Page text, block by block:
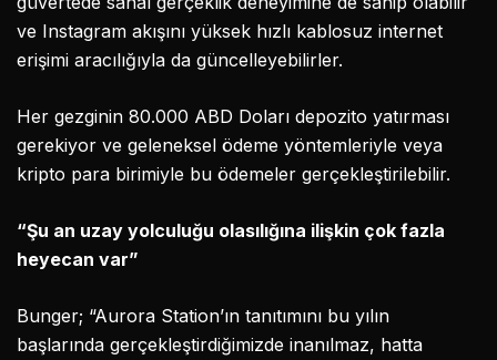
ve Instagram akışını yüksek hızlı kablosuz internet
erişimi aracılığıyla da güncelleyebilirler.
Her gezginin 80.000 ABD Doları depozito yatırması
gerekiyor ve geleneksel ödeme yöntemleriyle veya
kripto para birimiyle bu ödemeler gerçekleştirilebilir.
“Şu an uzay yolculuğu olasılığına ilişkin çok fazla
heyecan var”
Bunger; “Aurora Station’ın tanıtımını bu yılın
başlarında gerçekleştirdiğimizde inanılmaz, hatta